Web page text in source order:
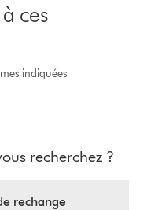
ces
indiquées
recherchez ?
rechange